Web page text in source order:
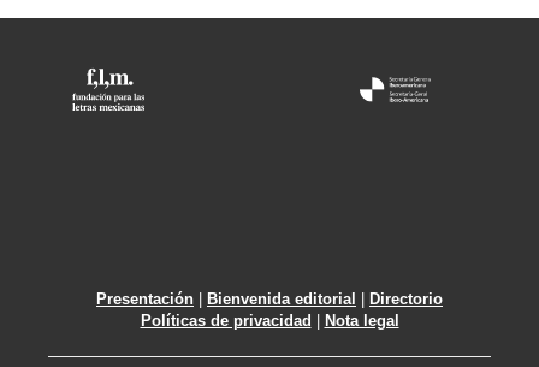
Presentación Bienvenida editorial
Directorio
Políticas de privacidad
Nota legal